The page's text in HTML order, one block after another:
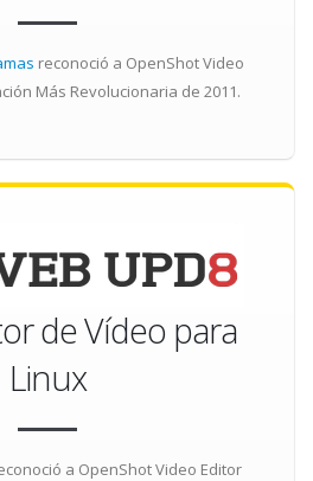
reconoció a OpenShot Video
Más Revolucionaria de 2011.
de Vídeo para
Linux
a OpenShot Video Editor